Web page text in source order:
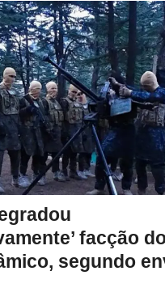
facção
segundo